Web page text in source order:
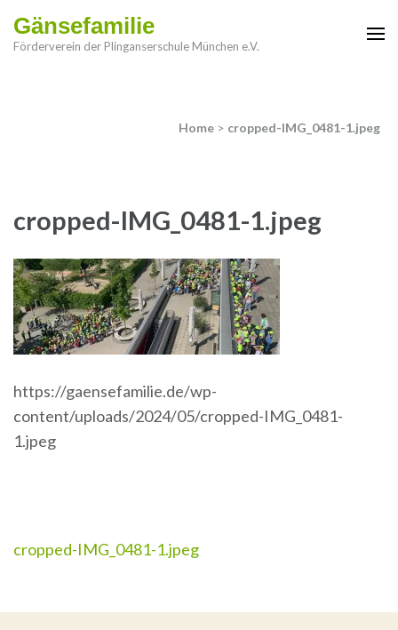
Gänsefamilie
Förderverein der Plinganserschule München e.V.
Home > cropped-IMG_0481-1.jpeg
cropped-IMG_0481-1.jpeg
https://gaensefamilie.de/wp-
content/uploads/2024/05/cropped-IMG_0481-
1.jpeg
Beitragsnavigation
cropped-IMG_0481-1.jpeg